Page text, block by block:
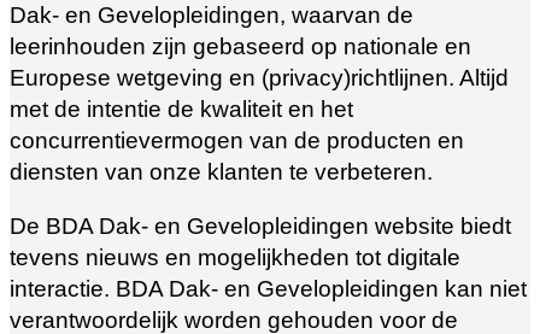
Dak- en Gevelopleidingen, waarvan de
leerinhouden zijn gebaseerd op nationale en
Europese wetgeving en (privacy)richtlijnen. Altijd
met de intentie de kwaliteit en het
concurrentievermogen van de producten en
diensten van onze klanten te verbeteren.
De BDA Dak- en Gevelopleidingen website biedt
tevens nieuws en mogelijkheden tot digitale
interactie. BDA Dak- en Gevelopleidingen kan niet
verantwoordelijk worden gehouden voor de